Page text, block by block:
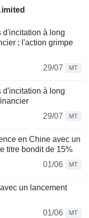
d'incitation à long
; l'action grimpe
29/07
MT
d'incitation à long
29/07
MT
en Chine avec un
titre bondit de 15%
01/06
MT
un lancement
01/06
MT